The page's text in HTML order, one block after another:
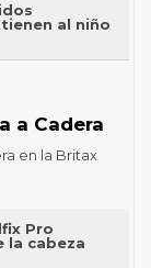
al niño
a Cadera
Pro
la cabeza